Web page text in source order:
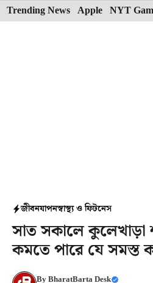
Skip
to
Trending News Apple NYT
জীবনযাপনস্বাস্থ্য ও ফিটনেস
সাত সকালে
কমতে পারে যে সমস্ত
ByBharatBarta Desk